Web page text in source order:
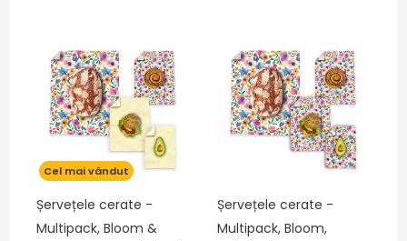
Cel mai vândut
Șervețele cerate -
Multipack, Bloom &
Șervețele cerate -
Multipack, Bloom,